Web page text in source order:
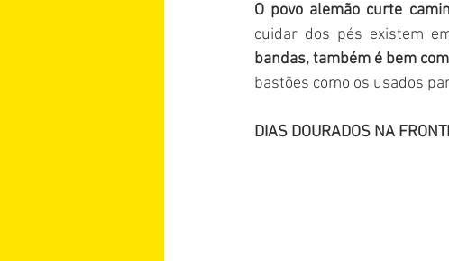
O povo alemão curte
cuidar dos pés existem
bandas, também é bem
bastões como os usados
DIAS DOURADOS NA